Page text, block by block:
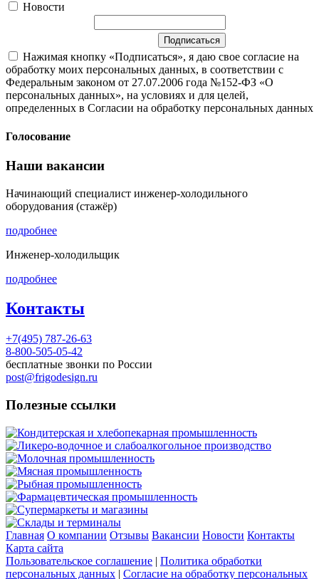
Новости
Нажимая кнопку «Подписаться», я даю свое согласие на
обработку моих персональных данных, в соответствии с
Федеральным законом от 27.07.2006 года №152-ФЗ «О
персональных данных», на условиях и для целей,
определенных в Согласии на обработку персональных данных
Голосование
Наши вакансии
Начинающий специалист инженер-холодильного
оборудования (стажёр)
подробнее
Инженер-холодильщик
подробнее
Контакты
+7(495) 787-26-63
8-800-505-05-42
бесплатные звонки по России
post@frigodesign.ru
Полезные ссылки
Кондитерская и хлебопекарная промышленность
Ликеро-водочное и слабоалкогольное производство
Молочная промышленность
Мясная промышленность
Рыбная промышленность
Фармацевтическая промышленность
Супермаркеты и магазины
Склады и терминалы
Главная О компании Отзывы Вакансии Новости Контакты
Карта сайта
Пользовательское соглашение | Политика обработки
персональных данных | Согласие на обработку персональных